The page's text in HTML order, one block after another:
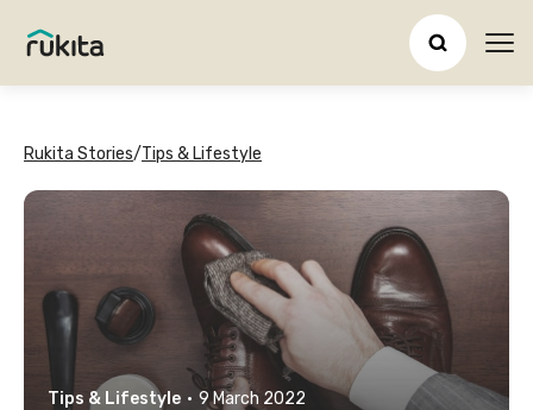
Rukita Stories/Tips & Lifestyle
Tips & Lifestyle · 9 March 2022